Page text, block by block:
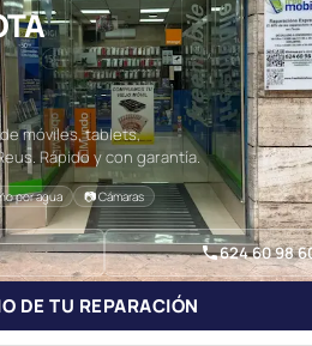
móviles, tablets,
Rápido y con garantía.
por agua 📷 Cámaras
624 60 98
DE TU REPARACIÓN